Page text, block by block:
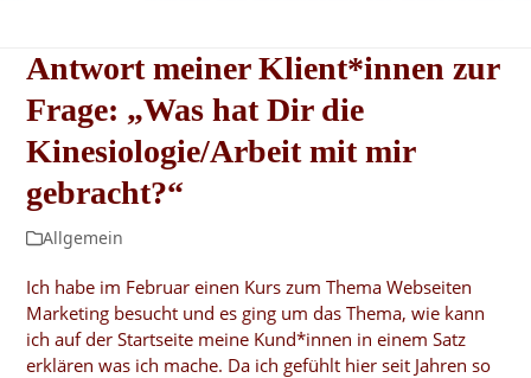
Antwort meiner Klient*innen zur
Frage: „Was hat Dir die
Kinesiologie/Arbeit mit mir
gebracht?“
Allgemein
Ich habe im Februar einen Kurs zum Thema Webseiten
Marketing besucht und es ging um das Thema, wie kann
ich auf der Startseite meine Kund*innen in einem Satz
erklären was ich mache. Da ich gefühlt hier seit Jahren so